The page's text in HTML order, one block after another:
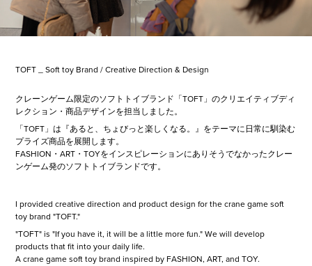
TOFT _ Soft toy Brand / Creative Direction & Design
クレーンゲーム限定のソフトトイブランド「TOFT」のクリエイティブディ
レクション・商品デザインを担当しました。
「TOFT」は『あると、ちょびっと楽しくなる。』をテーマに日常に馴染む
プライズ商品を展開します。
FASHION・ART・TOYをインスピレーションにありそうでなかったクレー
ンゲーム発のソフトトイブランドです。
I provided creative direction and product design for the crane game soft
toy brand "TOFT."
"TOFT" is "If you have it, it will be a little more fun." We will develop
products that fit into your daily life.
A crane game soft toy brand inspired by FASHION, ART, and TOY.